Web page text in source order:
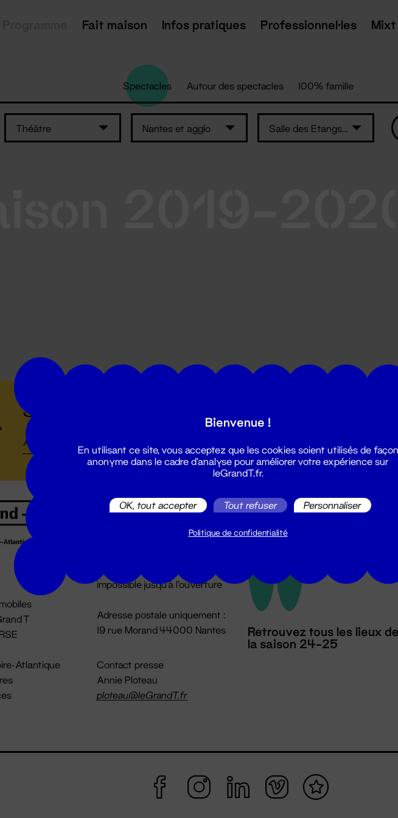
Fait maison Infos pratiques Professionnel·les
Spectacles Autour des spectacles 100% famille
Théâtre Nantes et agglo Salle des Etangs - Nozay
Suivez toutes les actualités du Grand T :
T
Atlantique
Billetterie
billetterie@leGrandT.fr
impossible jusqu'à l'ouverture
Adresse postale uniquement :
19 rue Morand 44000 Nantes
Contact presse
Annie Ploteau
ploteau@leGrandT.fr
Retrouvez tous les lieux de
la saison 24-25
Bienvenue !
En utilisant ce site, vous acceptez que les cookies soient utilisés de façon
anonyme dans le cadre d'analyse pour améliorer votre expérience sur
leGrandT.fr.
OK, tout accepter Tout refuser Personnaliser
Politique de confidentialité